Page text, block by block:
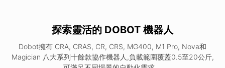
探索靈活的 DOBOT 機器人
Dobot擁有 CRA, CRAS, CR, CRS, MG400, M1 Pro, Nova和
Magician 八大系列十餘款協作機器人,負載範圍覆蓋0.5至20公斤,